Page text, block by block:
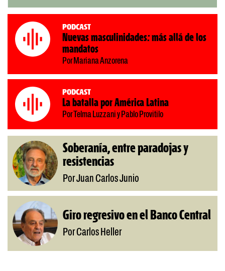
Podcast
Nuevas masculinidades: más allá de los
mandatos
Por Mariana Anzorena
Podcast
La batalla por América Latina
Por Telma Luzzani y Pablo Provitilo
Soberanía, entre paradojas y
resistencias
Por Juan Carlos Junio
Giro regresivo en el Banco Central
Por Carlos Heller